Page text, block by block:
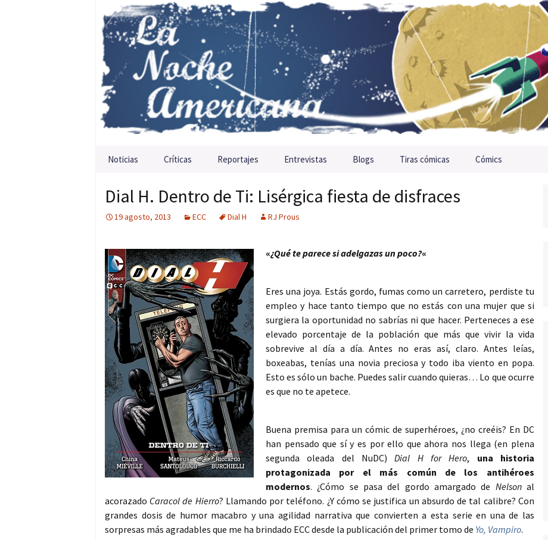
Saltar al contenido
Noticias Críticas Reportajes Entrevistas Blogs Tiras cómicas Cómics
Dial H. Dentro de Ti: Lisérgica fiesta de disfraces
19 agosto, 2013 ECC Dial H RJ Prous
«¿Qué te parece si adelgazas un poco?«
Eres una joya. Estás gordo, fumas como un carretero, perdiste tu
empleo y hace tanto tiempo que no estás con una mujer que si
surgiera la oportunidad no sabrías ni que hacer. Perteneces a ese
elevado porcentaje de la población que más que vivir la vida
sobrevive al día a día.Antes no eras así, claro. Antes leías,
boxeabas, tenías una novia preciosa y todo iba viento en popa.
Esto es sólo un bache. Puedes salir cuando quieras… Lo que ocurre
es que no te apetece.
Buena premisa para un cómic de superhéroes, ¿no creéis? En DC
han pensado que sí y es por ello que ahora nos llega (en plena
segunda oleada del NuDC)Dial H for Hero, una historia
protagonizada por el más común de los antihéroes
modernos. ¿Cómo se pasa del gordo amargado de Nelsonal
acorazado Caracol de Hierro? Llamando por teléfono. ¿Y cómo se justifica un absurdo de tal calibre? Con
grandes dosis de humor macabro y una agilidad narrativa que convierten a esta serie en una de las
sorpresas más agradables que me ha brindado ECC desde la publicación del primer tomo de Yo, Vampiro.